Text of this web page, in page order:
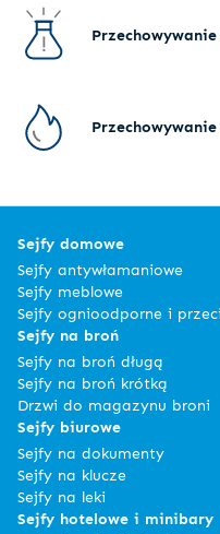
Sejfy domowe
Sejfy antywłamaniowe
Sejfy meblowe
Sejfy ognioodporne i
Sejfy na broń
Sejfy na broń długą
Sejfy na broń krótką
Drzwi do magazynu broni
Sejfy biurowe
Sejfy na dokumenty
Sejfy na klucze
Sejfy na leki
Sejfy hotelowe i minibary